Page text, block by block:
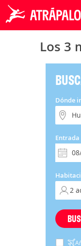
Los 3
Dónde ir
Entrada